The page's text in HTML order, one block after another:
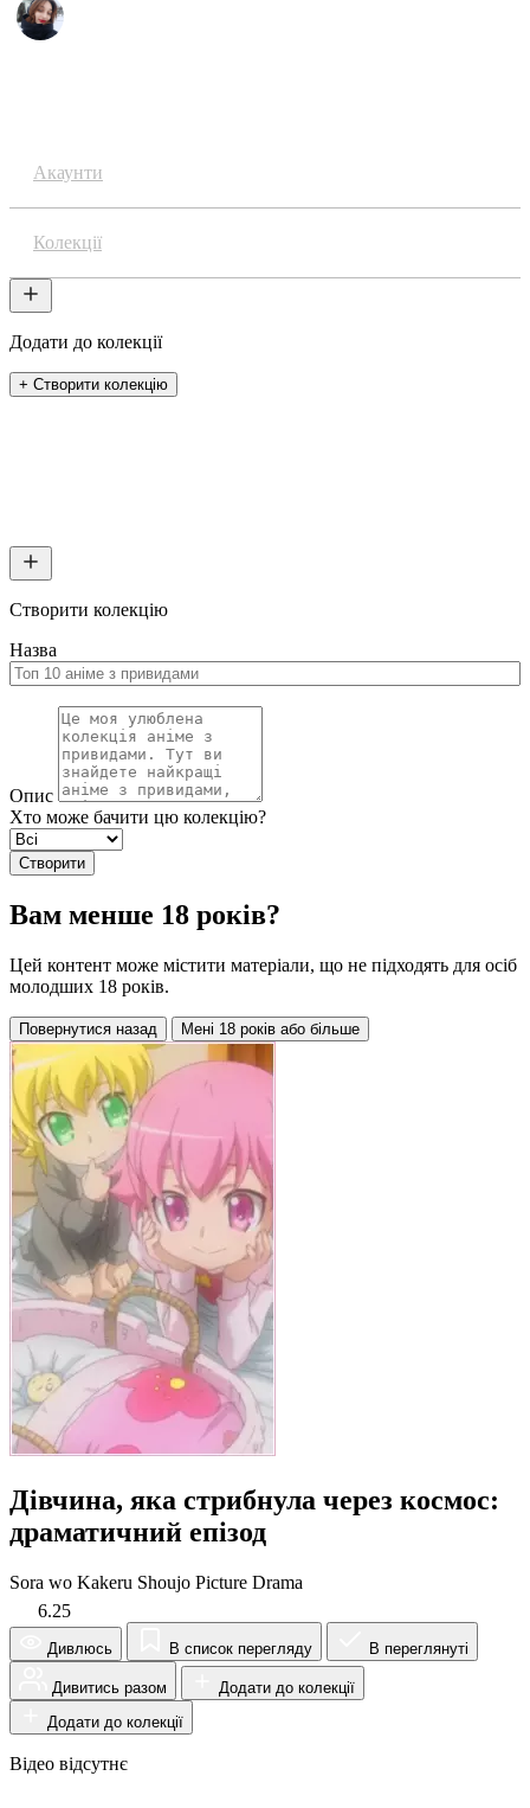
Акаунти
Колекції
Додати до колекції
+ Створити колекцію
Створити колекцію
Назва
Опис
Хто може бачити цю колекцію?
Створити
Вам менше 18 років?
Цей контент може містити матеріали, що не підходять для осіб
молодших 18 років.
Повернутися назад Мені 18 років або більше
Дівчина, яка стрибнула через космос:
драматичний епізод
Sora wo Kakeru Shoujo Picture Drama
6.25
Дивлюсь В список перегляду В переглянуті
Дивитись разом
Додати до колекції
Додати до колекції
Відео відсутнє